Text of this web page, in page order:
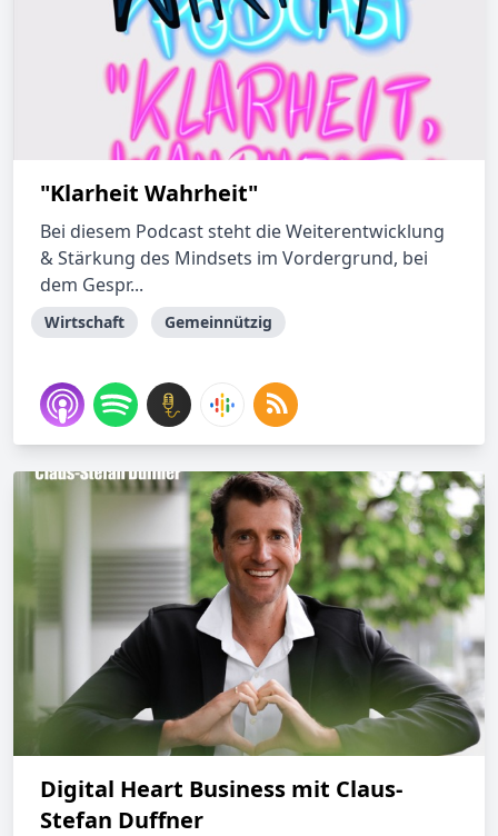
"Klarheit Wahrheit"
Bei diesem Podcast steht die Weiterentwicklung
& Stärkung des Mindsets im Vordergrund, bei
dem Gespr...
Wirtschaft Gemeinnützig
Digital Heart Business mit Claus-
Stefan Duffner